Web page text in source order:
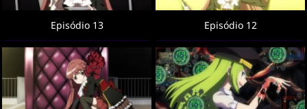
Episódio 13 Episódio 12